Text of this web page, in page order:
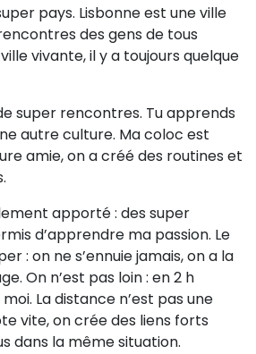
pays. Lisbonne est une ville
des gens de tous
vivante, il y a toujours quelque
super rencontres. Tu apprends
autre culture. Ma coloc est
amie, on a créé des routines et
apporté : des super
d’apprendre ma passion. Le
: on ne s’ennuie jamais, on a la
On n’est pas loin : en 2 h
moi. La distance n’est pas une
vite, on crée des liens forts
dans la même situation.